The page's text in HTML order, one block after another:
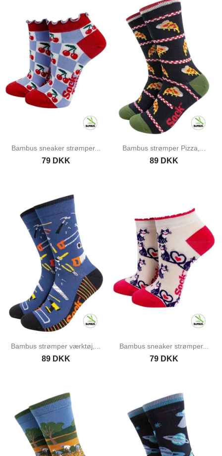
Bambus sneaker strømper...
79 DKK
Bambus strømper Pizza,...
89 DKK
Bambus strømper værktøj,...
89 DKK
Bambus sneaker strømper...
79 DKK